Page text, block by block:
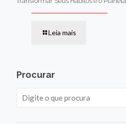
Leia mais
Procurar